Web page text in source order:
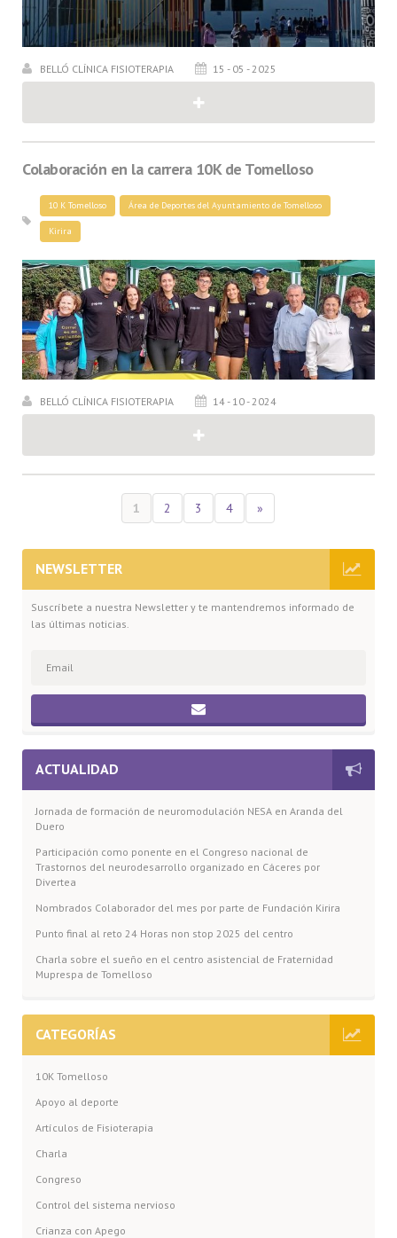
BELLÓ CLÍNICA FISIOTERAPIA 15 - 05 - 2025
Colaboración en la carrera 10K de Tomelloso
10 K Tomelloso Área de Deportes del Ayuntamiento de Tomelloso
Kirira
BELLÓ CLÍNICA FISIOTERAPIA 14 - 10 - 2024
1 2 3 4 »
NEWSLETTER
Suscríbete a nuestra Newsletter y te mantendremos informado de
las últimas noticias.
ACTUALIDAD
Jornada de formación de neuromodulación NESA en Aranda del
Duero
Participación como ponente en el Congreso nacional de
Trastornos del neurodesarrollo organizado en Cáceres por
Divertea
Nombrados Colaborador del mes por parte de Fundación Kirira
Punto final al reto 24 Horas non stop 2025 del centro
Charla sobre el sueño en el centro asistencial de Fraternidad
Muprespa de Tomelloso
CATEGORÍAS
10K Tomelloso
Apoyo al deporte
Artículos de Fisioterapia
Charla
Congreso
Control del sistema nervioso
Crianza con Apego